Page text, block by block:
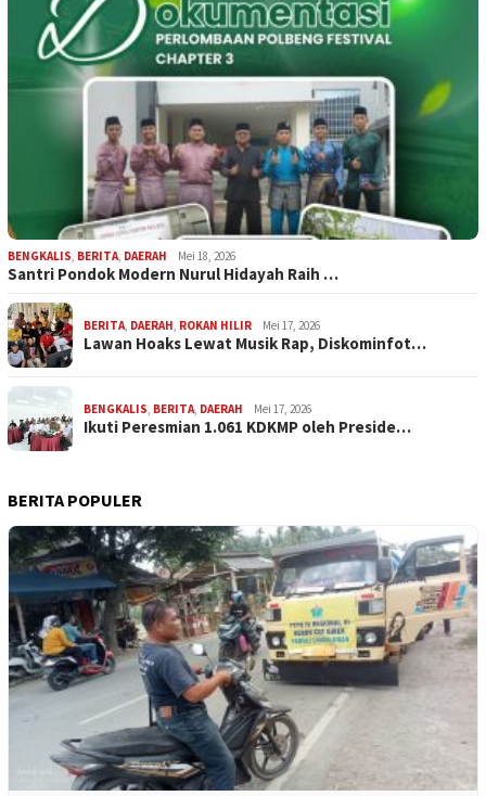
BENGKALIS BERITA DAERAH Mei 18, 2026
Santri Pondok Modern Nurul Hidayah Raih …
BERITA DAERAH ROKAN HILIR Mei 17, 2026
Lawan Hoaks Lewat Musik Rap, Diskominfot…
BENGKALIS BERITA DAERAH Mei 17, 2026
Ikuti Peresmian 1.061 KDKMP oleh Preside…
BERITA POPULER